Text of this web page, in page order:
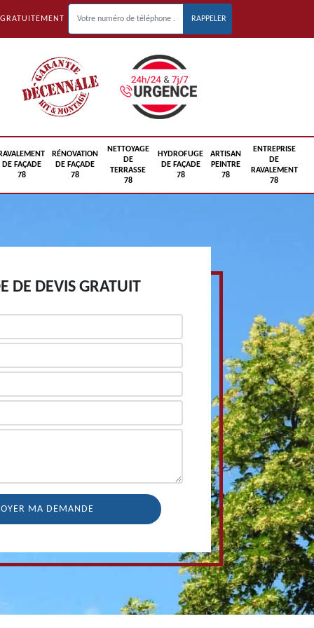
DE FAÇADE
78
RÉNOVATION
DE FAÇADE
78
NETTOYAGE
DE
TERRASSE
78
HYDROFUGE
DE FAÇADE
78
ARTISAN
PEINTRE
78
ENTREPRISE
DE
RAVALEMENT
78
DE DEVIS GRATUIT